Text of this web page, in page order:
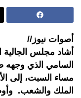
أصوات نيوز//
أشاد مجلس
السامي الذي وجهه
الملك والشعب.